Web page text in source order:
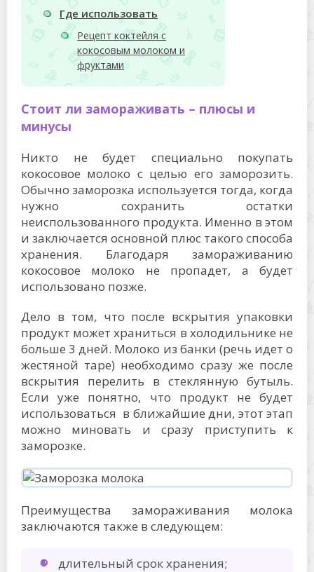
Где использовать
Рецепт коктейля с
кокосовым молоком и
фруктами
Стоит ли замораживать – плюсы и
минусы
Никто не будет специально покупать
кокосовое молоко с целью его заморозить.
Обычно заморозка используется тогда, когда
нужно сохранить остатки
неиспользованного продукта. Именно в этом
и заключается основной плюс такого способа
хранения. Благодаря замораживанию
кокосовое молоко не пропадет, а будет
использовано позже.
Дело в том, что после вскрытия упаковки
продукт может храниться в холодильнике не
больше 3 дней. Молоко из банки (речь идет о
жестяной таре) необходимо сразу же после
вскрытия перелить в стеклянную бутыль.
Если уже понятно, что продукт не будет
использоваться в ближайшие дни, этот этап
можно миновать и сразу приступить к
заморозке.
Преимущества замораживания молока
заключаются также в следующем:
длительный срок хранения;